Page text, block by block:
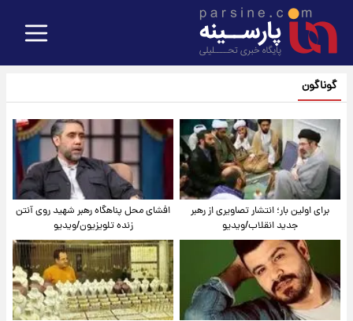
گوناگون
برای اولین بار؛ انتشار تصاویری از رهبر
جدید انقلاب/ویدیو
افشای محل پناهگاه‌ رهبر شهید روی آنتن
زنده تلویزیون/ویدیو